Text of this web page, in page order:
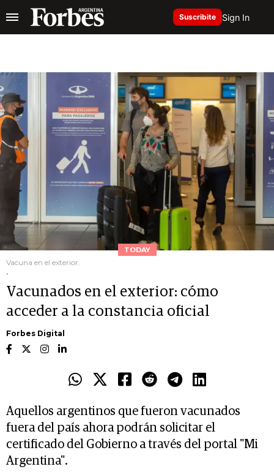
Suscribite Sign In
TODAY
Vacuna en el exterior.
.
Vacunados en el exterior: cómo
acceder a la constancia oficial
Forbes Digital
Aquellos argentinos que fueron vacunados
fuera del país ahora podrán solicitar el
certificado del Gobierno a través del portal "Mi
Argentina".